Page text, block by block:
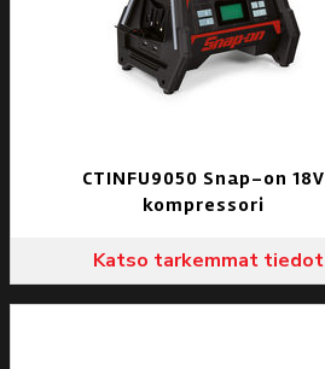
CTINFU9050 Snap-on 18V
kompressori
Katso tarkemmat tiedot